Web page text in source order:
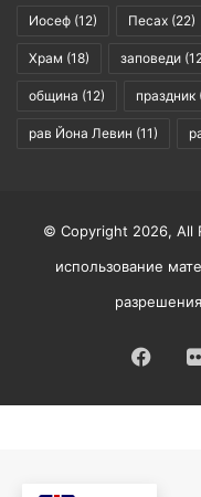
Иосеф (12) Песах (22)
Храм (18) заповеди
община (12) праздник
рав Йона Левин (11)
© Copyright 2026,
использование